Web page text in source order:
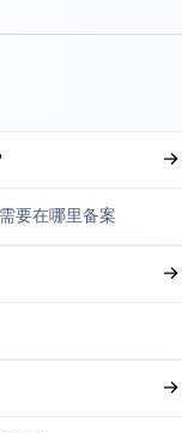
要在哪里备案